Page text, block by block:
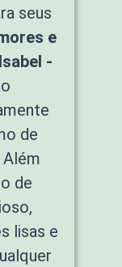
seus
e
-
de
de
lisas e